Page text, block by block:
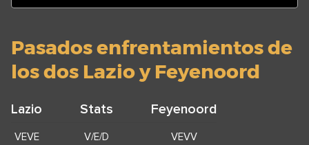
Pasados enfrentamientos de
los dos Lazio y Feyenoord
Lazio Stats Feyenoord
VEVE V/E/D VEVV